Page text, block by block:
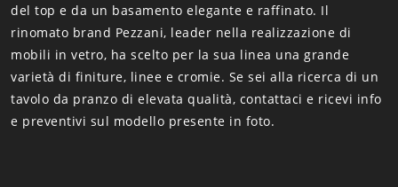
del top e da un basamento elegante e raffinato. Il
rinomato brand Pezzani, leader nella realizzazione di
mobili in vetro, ha scelto per la sua linea una grande
varietà di finiture, linee e cromie. Se sei alla ricerca di un
tavolo da pranzo di elevata qualità, contattaci e ricevi info
e preventivi sul modello presente in foto.